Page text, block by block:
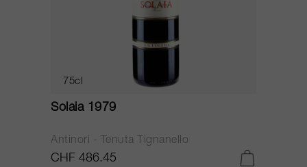
75cl
Solaia 1979
Antinori - Tenuta Tignanello
CHF 486.45